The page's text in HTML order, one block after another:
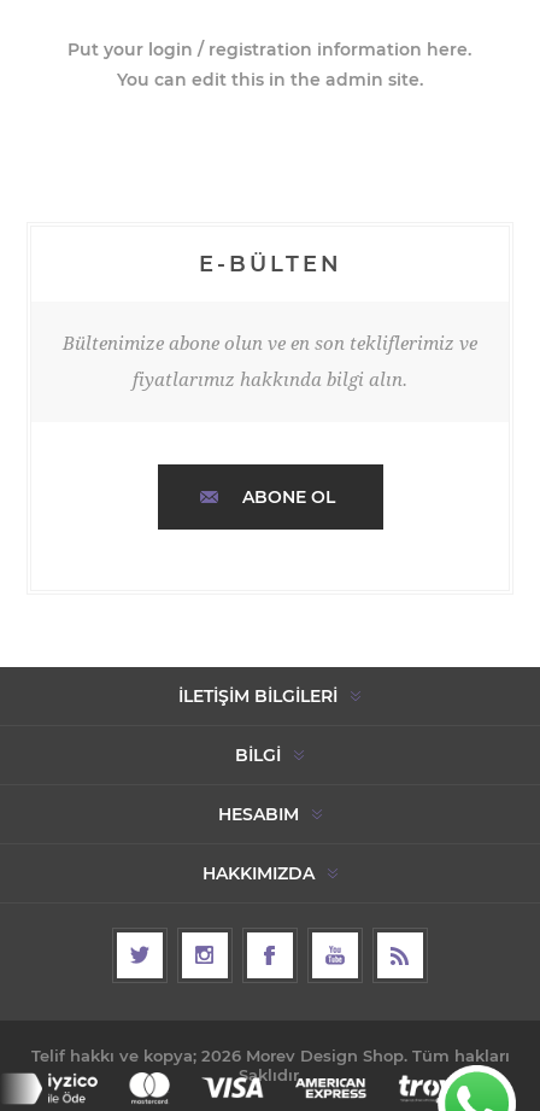
Put your login / registration information here.
You can edit this in the admin site.
E-BÜLTEN
Bültenimize abone olun ve en son tekliflerimiz ve
fiyatlarımız hakkında bilgi alın.
ABONE OL
İLETIŞIM BILGILERI
BILGI
HESABIM
HAKKIMIZDA
Telif hakkı ve kopya; 2026 Morev Design Shop. Tüm hakları
Saklıdır.